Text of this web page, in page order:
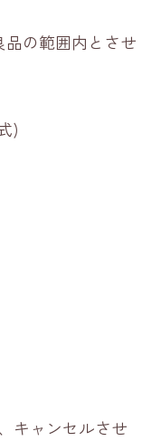
品の範囲内とさせ
)
キャンセルさせ